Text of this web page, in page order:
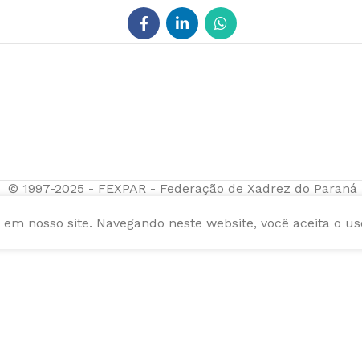
© 1997-2025 - FEXPAR - Federação de Xadrez do Paraná
nosso site. Navegando neste website, você aceita o